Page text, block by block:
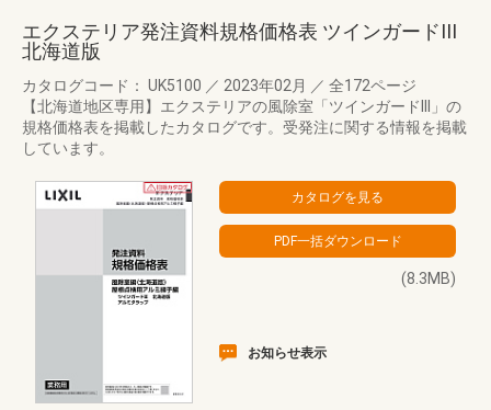
エクステリア発注資料規格価格表 ツインガードIII
北海道版
カタログコード： UK5100 ／ 2023年02月 ／ 全172ページ
【北海道地区専用】エクステリアの風除室「ツインガードIII」の
規格価格表を掲載したカタログです。受発注に関する情報を掲載
しています。
(8.3MB)
お知らせ表示